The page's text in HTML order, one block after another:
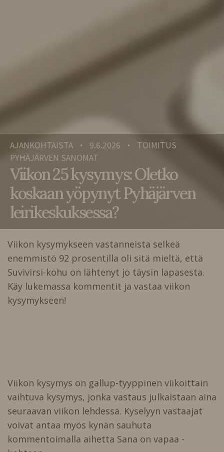
AJANKOHTAISTA • 9.6.2026 •
TOIMITUS
PYHÄJÄRVEN SANOMAT
Viikon 25 kysymys: Oletko
koskaan yöpynyt Pyhäjärven
leirikeskuksessa?
Viikon kysymykseen vastanneista selkeä
enemmistö 92 prosentilla oli sitä mieltä, että
Suvivirsi-kohu on lähtenyt jo täysin lapasesta.
Käy lukemassa kommentit ja vastaa viikon
kysymykseen!
Viikon kysymys on gallup-tyyppinen viikoittain
vaihtuva kysymys, jonka vastaus julkaistaan aina
seuraavan viikon lehdessä. Kyselyyn vastaajat
voivat antaa myös kynän sauhuta
kommentoimalla aihetta Sana on vapaa -